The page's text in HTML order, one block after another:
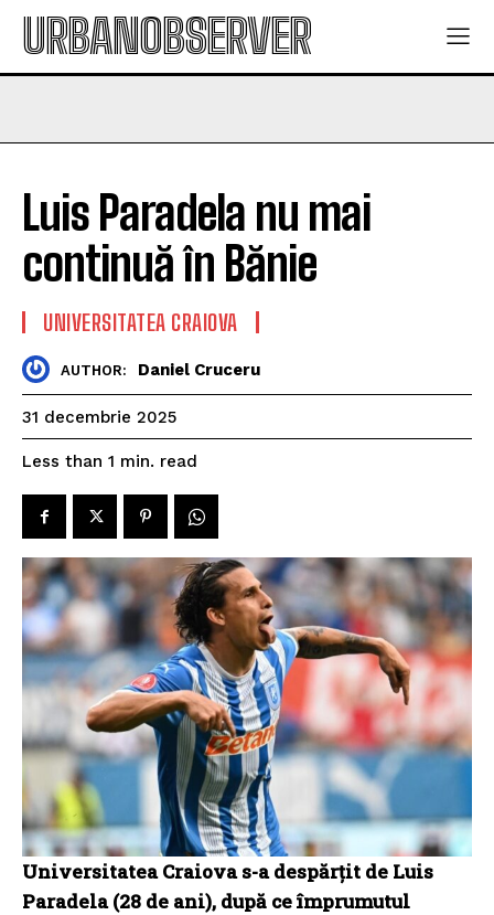
URBANOBSERVER
Luis Paradela nu mai
continuă în Bănie
UNIVERSITATEA CRAIOVA
AUTHOR: Daniel Cruceru
31 decembrie 2025
Less than 1 min. read
Universitatea Craiova s-a despărțit de Luis
Paradela (28 de ani), după ce împrumutul